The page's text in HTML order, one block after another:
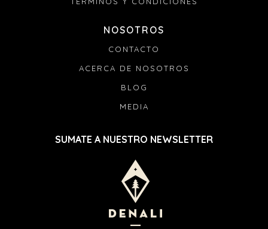
NOSOTROS
CONTACTO
ACERCA DE NOSOTROS
BLOG
MEDIA
SUMATE A NUESTRO NEWSLETTER